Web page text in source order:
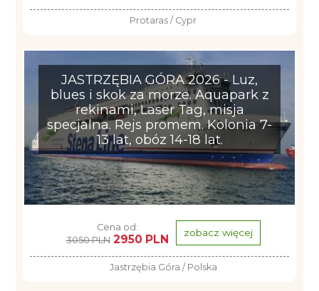
Protaras / Cypr
JASTRZĘBIA GÓRA 2026 - Luz,
blues i skok za morze. Aquapark z
rekinami, Laser Tag, misja
specjalna. Rejs promem. Kolonia 7-
13 lat, obóz 14-18 lat.
Cena od:
3050 PLN 2950 PLN zobacz więcej
Jastrzębia Góra / Polska